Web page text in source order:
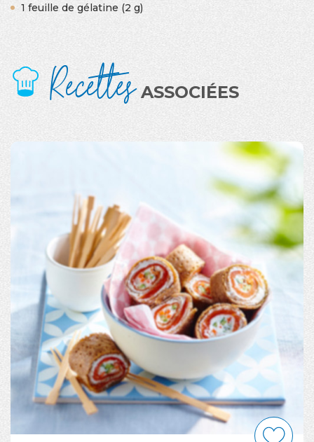
1 feuille de gélatine (2 g)
RecettesASSOCIÉES